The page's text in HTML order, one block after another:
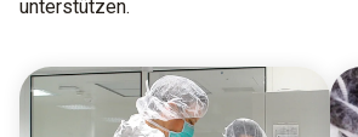
unterstützen.